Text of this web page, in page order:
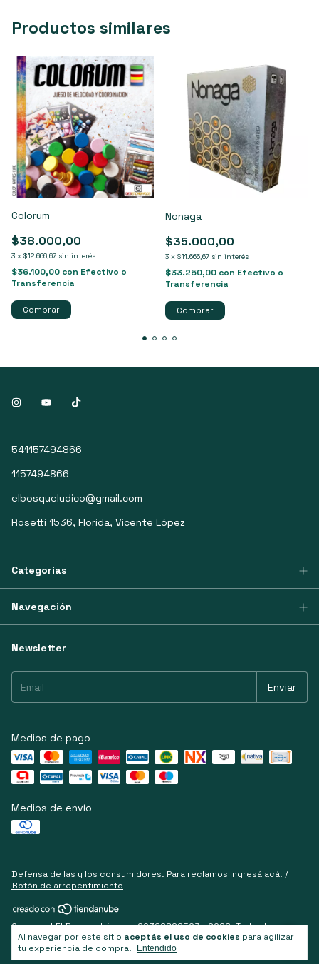
Al navegar por este sitio aceptás el uso de cookies para agilizar
tu experiencia de compra.
Entendido
Productos similares
Colorum
$38.000,00
3 x $12.666,67 sin interés
$36.100,00 con Efectivo o
Transferencia
Nonaga
$35.000,00
3 x $11.666,67 sin interés
$33.250,00 con Efectivo o
Transferencia
541157494866
1157494866
elbosqueludico@gmail.com
Rosetti 1536, Florida, Vicente López
Categorias
Navegación
Newsletter
Medios de pago
Medios de envío
Defensa de las y los consumidores. Para reclamos ingresá acá. /
Botón de arrepentimiento
Copyright El Bosque Lúdico - 20366899503 - 2026. Todos los
derechos reservados.